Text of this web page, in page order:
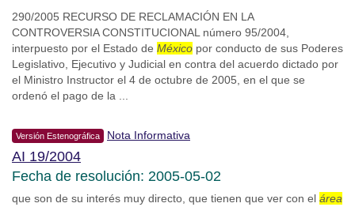
290/2005 RECURSO DE RECLAMACIÓN EN LA
CONTROVERSIA CONSTITUCIONAL número 95/2004,
interpuesto por el Estado de México por conducto de sus Poderes
Legislativo, Ejecutivo y Judicial en contra del acuerdo dictado por
el Ministro Instructor el 4 de octubre de 2005, en el que se
ordenó el pago de la ...
Versión Estenográfica Nota Informativa
AI 19/2004
Fecha de resolución: 2005-05-02
que son de su interés muy directo, que tienen que ver con el área